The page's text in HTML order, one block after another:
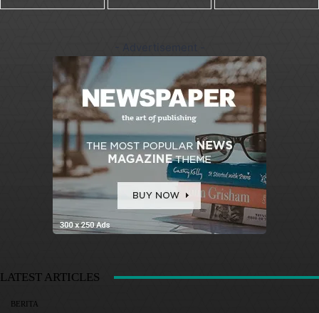
LATEST ARTICLES
BERITA